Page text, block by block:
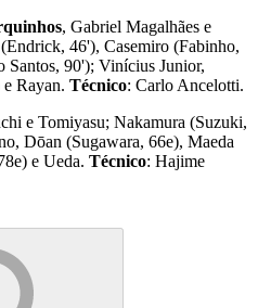
, Gabriel Magalhães e
46'), Casemiro (Fabinho,
90'); Vinícius Junior,
Rayan. Técnico: Carlo Ancelotti.
e Tomiyasu; Nakamura (Suzuki,
Dōan (Sugawara, 66e), Maeda
e Ueda. Técnico: Hajime